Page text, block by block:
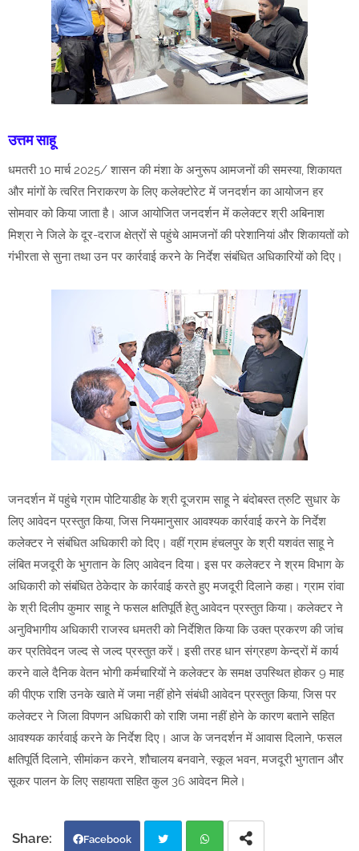
उत्तम साहू
धमतरी 10 मार्च 2025/ शासन की मंशा के अनुरूप आमजनों की समस्या, शिकायत
और मांगों के त्वरित निराकरण के लिए कलेक्टोरेट में जनदर्शन का आयोजन हर
सोमवार को किया जाता है। आज आयोजित जनदर्शन में कलेक्टर श्री अबिनाश
मिश्रा ने जिले के दूर-दराज क्षेत्रों से पहुंचे आमजनों की परेशानियां और शिकायतों को
गंभीरता से सुना तथा उन पर कार्रवाई करने के निर्देश संबंधित अधिकारियों को दिए।
जनदर्शन में पहुंचे ग्राम पोटियाडीह के श्री दूजराम साहू ने बंदोबस्त त्रुटि सुधार के
लिए आवेदन प्रस्तुत किया, जिस नियमानुसार आवश्यक कार्रवाई करने के निर्देश
कलेक्टर ने संबंधित अधिकारी को दिए। वहीं ग्राम हंचलपुर के श्री यशवंत साहू ने
लंबित मजदूरी के भुगतान के लिए आवेदन दिया। इस पर कलेक्टर ने श्रम विभाग के
अधिकारी को संबंधित ठेकेदार के कार्रवाई करते हुए मजदूरी दिलाने कहा। ग्राम रांवा
के श्री दिलीप कुमार साहू ने फसल क्षतिपूर्ति हेतु आवेदन प्रस्तुत किया। कलेक्टर ने
अनुविभागीय अधिकारी राजस्व धमतरी को निर्देशित किया कि उक्त प्रकरण की जांच
कर प्रतिवेदन जल्द से जल्द प्रस्तुत करें। इसी तरह धान संग्रहण केन्द्रों में कार्य
करने वाले दैनिक वेतन भोगी कर्मचारियों ने कलेक्टर के समक्ष उपस्थित होकर 9 माह
की पीएफ राशि उनके खाते में जमा नहीं होने संबंधी आवेदन प्रस्तुत किया, जिस पर
कलेक्टर ने जिला विपणन अधिकारी को राशि जमा नहीं होने के कारण बताने सहित
आवश्यक कार्रवाई करने के निर्देश दिए। आज के जनदर्शन में आवास दिलाने, फसल
क्षतिपूर्ति दिलाने, सीमांकन करने, शौचालय बनवाने, स्कूल भवन, मजदूरी भुगतान और
सूकर पालन के लिए सहायता सहित कुल 36 आवेदन मिले।
Facebook